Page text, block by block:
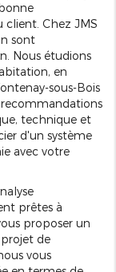
client. Chez JMS
sont
Nous étudions
en
sous-Bois
recommandations
technique et
d'un système
avec votre
prêtes à
proposer un
de
vous